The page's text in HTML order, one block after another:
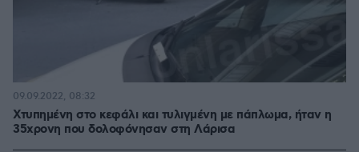
Χτυπημένη στο κεφάλι και τυλιγμένη με πάπλωμα, ήταν η
35χρονη που δολοφόνησαν στη Λάρισα
09.09.2022, 08:32